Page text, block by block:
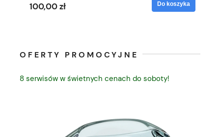
100,00 zł Do koszyka
OFERTY PROMOCYJNE
8 serwisów w świetnych cenach do soboty!